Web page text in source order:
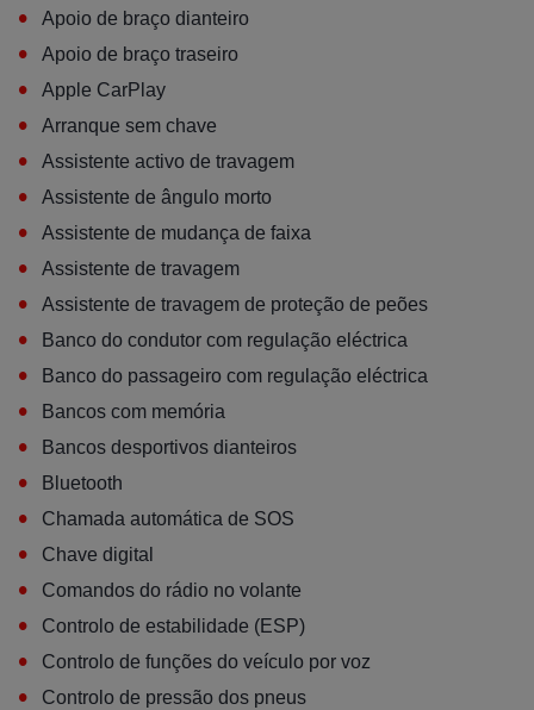
• Apoio de braço dianteiro
• Apoio de braço traseiro
• Apple CarPlay
• Arranque sem chave
• Assistente activo de travagem
• Assistente de ângulo morto
• Assistente de mudança de faixa
• Assistente de travagem
• Assistente de travagem de proteção de peões
• Banco do condutor com regulação eléctrica
• Banco do passageiro com regulação eléctrica
• Bancos com memória
• Bancos desportivos dianteiros
• Bluetooth
• Chamada automática de SOS
• Chave digital
• Comandos do rádio no volante
• Controlo de estabilidade (ESP)
• Controlo de funções do veículo por voz
• Controlo de pressão dos pneus